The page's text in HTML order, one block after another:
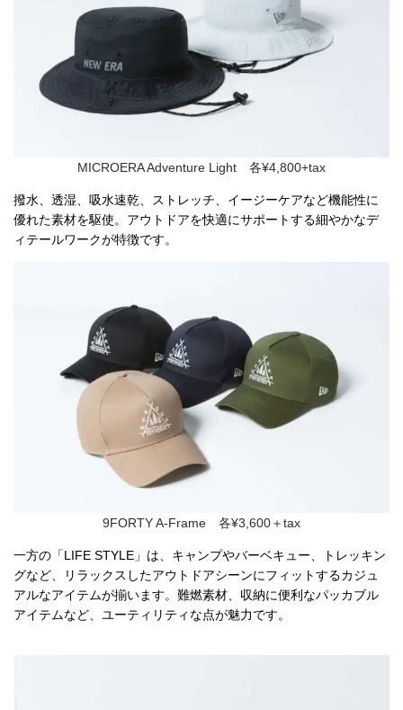
MICROERA Adventure Light 各¥4,800+tax
撥水、透湿、吸水速乾、ストレッチ、イージーケアなど機能性に
優れた素材を駆使。アウトドアを快適にサポートする細やかなデ
ィテールワークが特徴です。
9FORTY A-Frame 各¥3,600＋tax
一方の「LIFE STYLE」は、キャンプやバーベキュー、トレッキン
グなど、リラックスしたアウトドアシーンにフィットするカジュ
アルなアイテムが揃います。難燃素材、収納に便利なパッカブル
アイテムなど、ユーティリティな点が魅力です。